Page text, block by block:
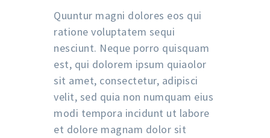
Quuntur magni dolores eos qui
ratione voluptatem sequi
nesciunt. Neque porro quisquam
est, qui dolorem ipsum quiaolor
sit amet, consectetur, adipisci
velit, sed quia non numquam eius
modi tempora incidunt ut labore
et dolore magnam dolor sit